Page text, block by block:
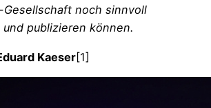
Gesellschaft noch sinnvoll
publizieren können.
Kaeser[1]